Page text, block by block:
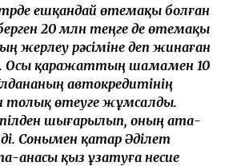
ешқандай өтемақы болған
20 млн теңге де өтемақы
жерлеу рәсіміне деп жинаған
Осы қаражаттың шамамен 10
автокредитінің
толық өтеуге жұмсалды.
шығарылып, оның ата-
Сонымен қатар Әділет
анасы қыз ұзатуға несие